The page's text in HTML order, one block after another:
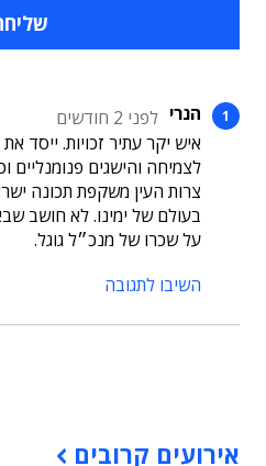
הנרי לפני 2 חודשים
איש יקר עתיר זכויות. ייסד
לצמיחה והישגים פנומנליים
צרות העין משקפת תכונה
בעולם של ימינו. לא חושב
על שכרו של מנכ״ל גוגל.
השיבו לתגובה
אירועים קרובים